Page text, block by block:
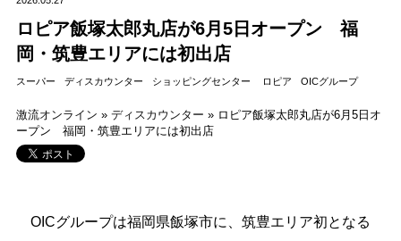
ロピア飯塚太郎丸店が6月5日オープン 福
岡・筑豊エリアには初出店
スーパー ディスカウンター ショッピングセンター ロピア OICグループ
激流オンライン » ディスカウンター » ロピア飯塚太郎丸店が6月5日オ
ープン 福岡・筑豊エリアには初出店
OICグループは福岡県飯塚市に、筑豊エリア初となる